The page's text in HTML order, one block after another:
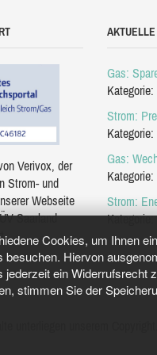
Cookies, um Ihnen
Hiervon
ein
stimmen Sie der
Verivox, der
Strom- und
Webseite
Saarland
AKTUELLE
Gas:
Kategorie:
Strom:
Kategorie:
Gas:
Kategorie:
Strom:
Kategorie: